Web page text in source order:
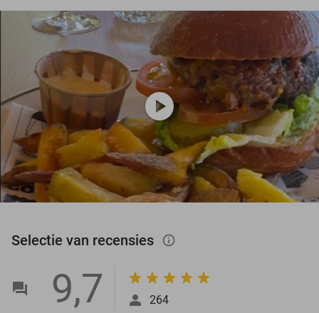
play_circle
Selectie van recensies info_outlined
9,7 264